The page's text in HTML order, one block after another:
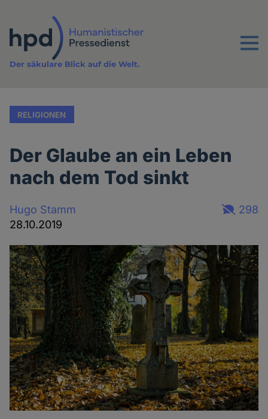
Inhalt
Menu
Der säkulare Blick auf die Welt.
RELIGIONEN
Der Glaube an ein Leben
nach dem Tod sinkt
Hugo Stamm
28.10.2019
298